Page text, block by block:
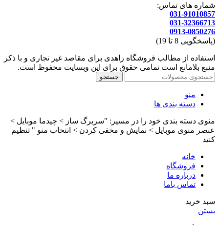
شماره های تماس:
031-91010857
031-32366713
0913-0850276
(پاسخگویی 8 تا 19)
استفاده از مطالب فروشگاه زاهدی برای مقاصد غیر تجاری و با ذکر
منبع بلامانع است تمامی حقوق برای این وبسایت محفوظ است.
جستجو
منو
دسته بندی ها
منوی دسته بندی خود را در مسیر: "سربرگ ساز > چیدما موبایل >
عنصر منوی موبایل > نمایش و مخفی کردن > انتخاب منو " تنظیم
کنید
خانه
فروشگاه
درباره ما
تماس باما
سبد خرید
بستن